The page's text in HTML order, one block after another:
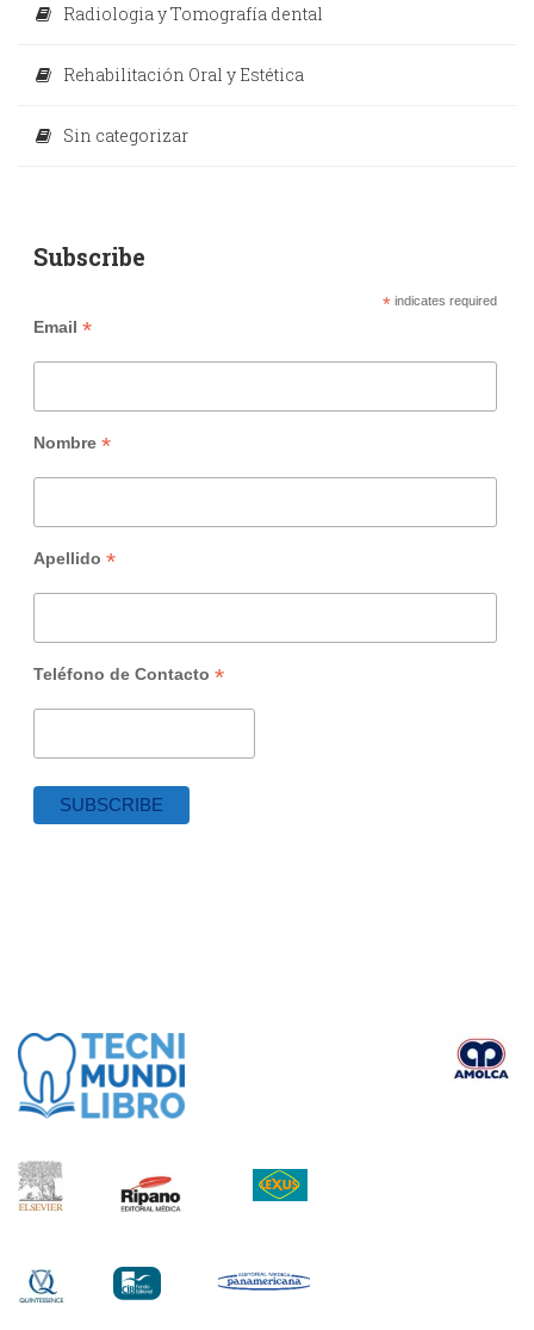
Radiologia y Tomografía dental
Rehabilitación Oral y Estética
Sin categorizar
Subscribe
*indicates required
Email *
Nombre *
Apellido *
Teléfono de Contacto *